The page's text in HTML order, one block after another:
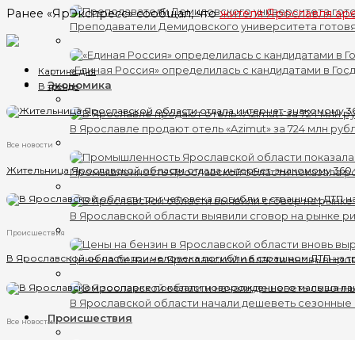
Преподаватели Демидовского университета
«Единая Россия» определилась с кандидатами в
Экономика
В Ярославле продают отель «Azimut» за 724 млн
Промышленность Ярославской области показала
В Ярославской области выявили сговор на рынке
Цены на бензин в Ярославской области вновь
В Ярославской области начали дешеветь
Происшествия
Ранее «ЯрЭкспресс» сообщал, чтожителя Ярославля
Картина дня
В тренде
Все новости
Жительница Ярославской области отдала интернет-знакомому 360
Происшествия
В Ярославской области три человека погибли в страшном ДТП на
Все новости